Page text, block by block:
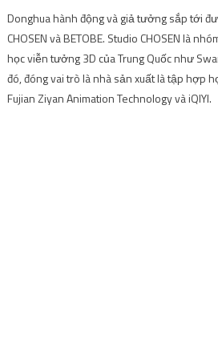
Donghua hành động và giả tưởng sắp tới
CHOSEN và BETOBE. Studio CHOSEN là
học viễn tưởng 3D của Trung Quốc như
đó, đóng vai trò là nhà sản xuất là tập hợp
Fujian Ziyan Animation Technology và iQIYI.